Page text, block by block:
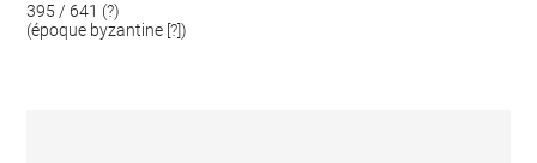
395 / 641 (?)
(époque byzantine [?])